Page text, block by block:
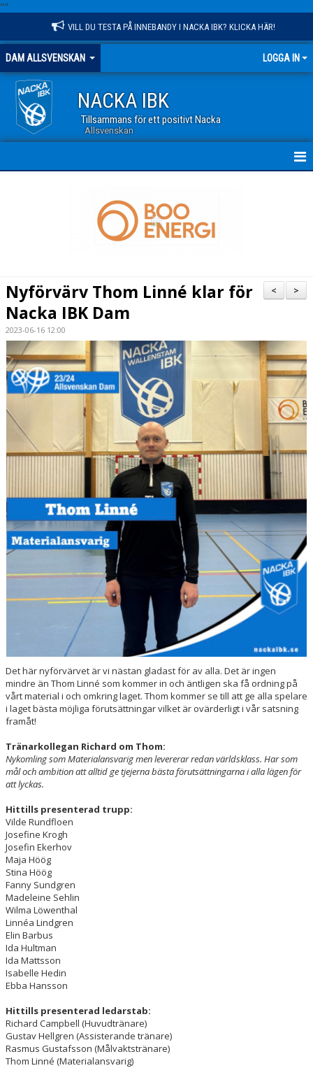
""
VILL DU TESTA PÅ INNEBANDY I NACKA IBK? KLICKA HÄR!
DAM ALLSVENSKAN LOGGA IN
NACKA IBK
Tillsammans för ett positivt Nacka
Allsvenskan
MATCHER
KONTAKT
>
<
Nyförvärv Thom Linné klar för
Nacka IBK Dam
2023-06-16 12:00
Det här nyförvärvet är vi nästan gladast för av alla. Det är ingen
mindre än Thom Linné som kommer in och äntligen ska få ordning på
vårt material i och omkring laget. Thom kommer se till att ge alla spelare
i laget bästa möjliga förutsättningar vilket är ovärderligt i vår satsning
framåt!
Tränarkollegan Richard om Thom:
Nykomling som Materialansvarig men levererar redan världsklass. Har som
mål och ambition att alltid ge tjejerna bästa förutsättningarna i alla lägen för
att lyckas.
Hittills presenterad trupp:
Vilde Rundfloen
Josefine Krogh
Josefin Ekerhov
Maja Höög
Stina Höög
Fanny Sundgren
Madeleine Sehlin
Wilma Löwenthal
Linnéa Lindgren
Elin Barbus
Ida Hultman
Ida Mattsson
Isabelle Hedin
Ebba Hansson
Hittills presenterad ledarstab:
Richard Campbell (Huvudtränare)
Gustav Hellgren (Assisterande tränare)
Rasmus Gustafsson (Målvaktstränare)
Thom Linné (Materialansvarig)